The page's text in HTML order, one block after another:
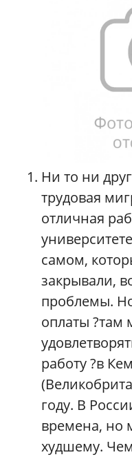
Ни то ни
трудовая
отличная
самом,
закрывали,
проблемы.
оплаты ?там
работу ?в
году. В
времена, но
худшему.